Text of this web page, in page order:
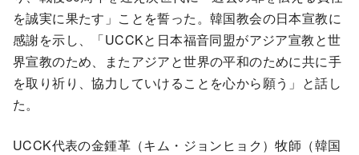
を誠実に果たす」ことを誓った。韓国教会の日本宣教に
感謝を示し、「UCCKと日本福音同盟がアジア宣教と世
界宣教のため、またアジアと世界の平和のために共に手
を取り祈り、協力していけることを心から願う」と話し
た。
UCCK代表の金鍾革（キム・ジョンヒョク）牧師（韓国